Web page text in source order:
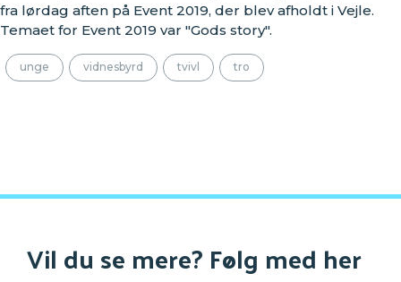
fra lørdag aften på Event 2019, der blev afholdt i Vejle.
Temaet for Event 2019 var "Gods story".
unge vidnesbyrd tvivl tro
Vil du se mere? Følg med her